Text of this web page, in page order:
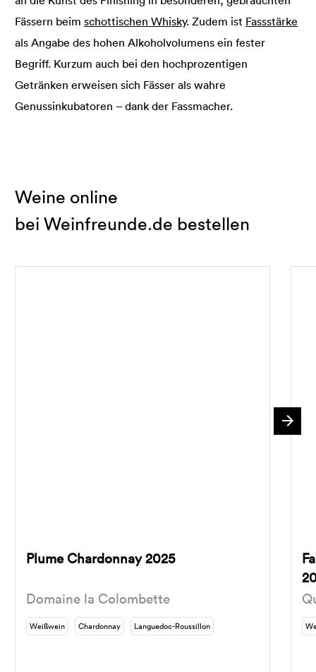
Fässern beim schottischen Whisky. Zudem ist Fassstärke
als Angabe des hohen Alkoholvolumens ein fester
Begriff. Kurzum auch bei den hochprozentigen
Getränken erweisen sich Fässer als wahre
Genussinkubatoren – dank der Fassmacher.
Weine online
bei Weinfreunde.de bestellen
Plume Chardonnay 2025
Domaine la Colombette
Weißwein Chardonnay Languedoc-Roussillon